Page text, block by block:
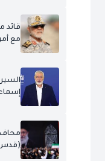
قائد
مع
(قدس